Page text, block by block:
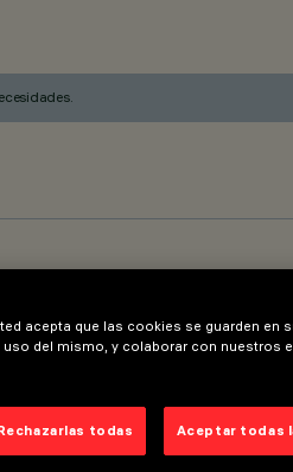
acepta que las cookies se guarden en
del mismo, y colaborar con nuestros
todas Aceptar todas